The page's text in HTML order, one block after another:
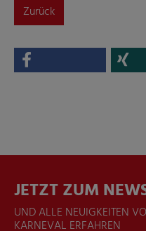
Zurück
JETZT ZUM
UND ALLE NEUIGKEITEN
KARNEVAL ERFAHREN